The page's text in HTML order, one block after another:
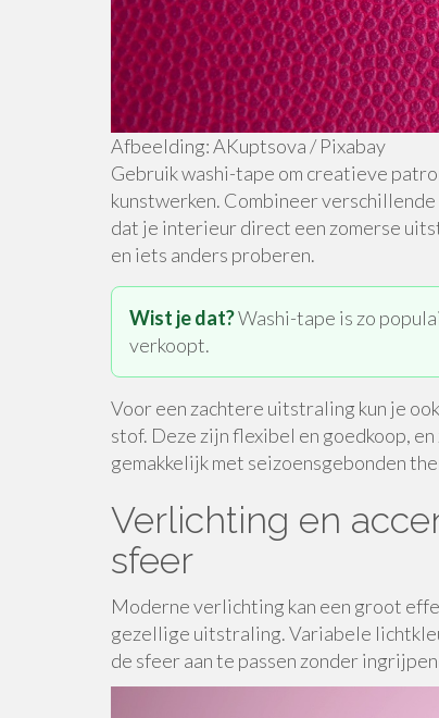
Afbeelding: AKuptsova / Pixabay
Gebruik washi-tape om creatieve
kunstwerken. Combineer
dat je interieur direct een zomerse
en iets anders proberen.
Wist je dat?Washi-tape is zo
verkoopt.
Voor een zachtere uitstraling kun je
stof. Deze zijn flexibel en goedkoop,
gemakkelijk met seizoensgebonden
Verlichting en
sfeer
Moderne verlichting kan een groot
gezellige uitstraling. Variabele
de sfeer aan te passen zonder